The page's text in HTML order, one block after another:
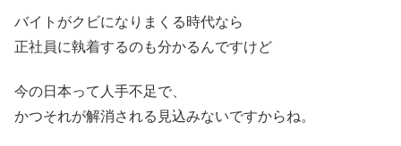
バイトがクビになりまくる時代なら
正社員に執着するのも分かるんですけど
今の日本って人手不足で、
かつそれが解消される見込みないですからね。